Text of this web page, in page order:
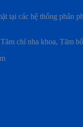
tại các hệ thống phân
chỉ nha khoa, Tăm